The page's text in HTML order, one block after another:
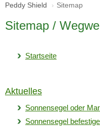
Peddy Shield Sitemap
Sitemap /
Startseite
Aktuelles
Sonnensegel oder
Sonnensegel